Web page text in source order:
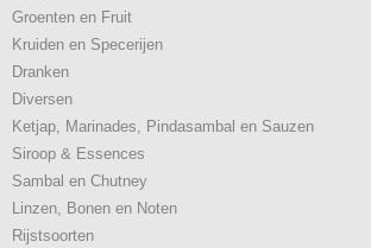
Groenten en Fruit
Kruiden en Specerijen
Dranken
Diversen
Ketjap, Marinades, Pindasambal en Sauzen
Siroop & Essences
Sambal en Chutney
Linzen, Bonen en Noten
Rijstsoorten